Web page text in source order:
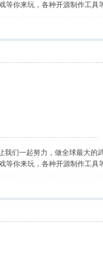
你来玩，各种开源制作工具
们一起努力，做全球最大的
你来玩，各种开源制作工具